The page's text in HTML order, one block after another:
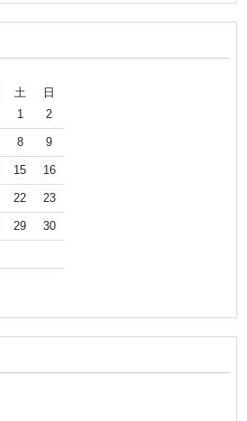
土
日
1
2
8 9
15 16
22 23
29 30